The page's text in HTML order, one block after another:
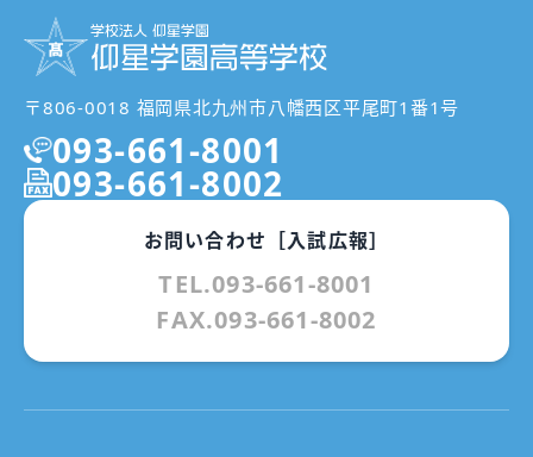
〒806-0018 福岡県北九州市八幡西区平尾町1番1号
093-661-8001
093-661-8002
お問い合わせ［入試広報］
TEL.093-661-8001
FAX.093-661-8002